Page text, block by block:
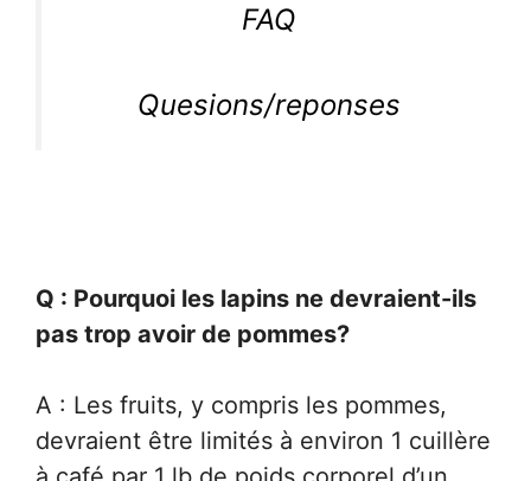
FAQ
Quesions/reponses
Q : Pourquoi les lapins ne devraient-ils
pas trop avoir de pommes?
A : Les fruits, y compris les pommes,
devraient être limités à environ 1 cuillère